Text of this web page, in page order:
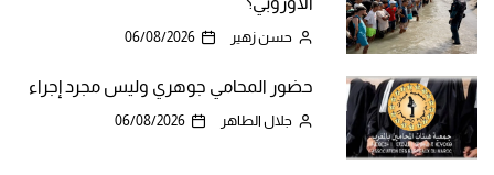
حسن زهير 06/08/2026
حضور المحامي جوهري وليس مجرد إجراء
جلال الطاهر 06/08/2026